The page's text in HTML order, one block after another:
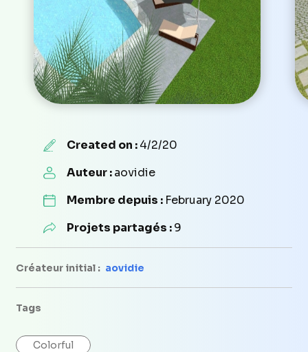
Created on :4/2/20
Auteur :aovidie
Membre depuis : February 2020
Projets partagés :9
Créateur initial : aovidie
Tags
Colorful